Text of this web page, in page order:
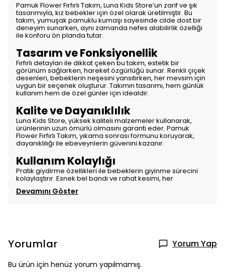
Pamuk Flower Fırfırlı Takım, Luna Kids Store’un zarif ve şık
tasarımıyla, kız bebekler için özel olarak üretilmiştir. Bu
takım, yumuşak pamuklu kumaşı sayesinde cilde dost bir
deneyim sunarken, aynı zamanda nefes alabilirlik özelliği
ile konforu ön planda tutar.
Tasarım ve Fonksiyonellik
Fırfırlı detayları ile dikkat çeken bu takım, estetik bir
görünüm sağlarken, hareket özgürlüğü sunar. Renkli çiçek
desenleri, bebeklerin neşesini yansıtırken, her mevsim için
uygun bir seçenek oluşturur. Takımın tasarımı, hem günlük
kullanım hem de özel günler için idealdir.
Kalite ve Dayanıklılık
Luna Kids Store, yüksek kaliteli malzemeler kullanarak,
ürünlerinin uzun ömürlü olmasını garanti eder. Pamuk
Flower Fırfırlı Takım, yıkama sonrası formunu koruyarak,
dayanıklılığı ile ebeveynlerin güvenini kazanır.
Kullanım Kolaylığı
Pratik giydirme özellikleri ile bebeklerin giyinme sürecini
kolaylaştırır. Esnek bel bandı ve rahat kesimi, her
Devamını Göster
Yorumlar Yorum Yap
Bu ürün için henüz yorum yapılmamış.